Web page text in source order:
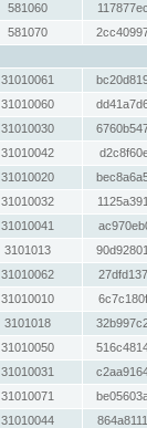
581060
581070
31010061
31010060
31010030
31010042
31010020
31010032
31010041
3101013
31010062
31010010
3101018
31010050
31010031
31010071
31010044